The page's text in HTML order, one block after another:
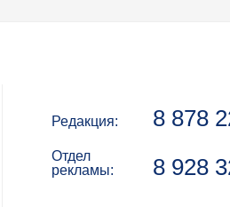
Редакция: 8 878
Отдел
рекламы:
8 928